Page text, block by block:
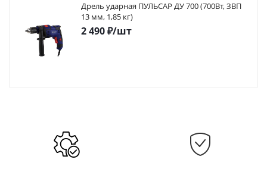
Дрель ударная ПУЛЬСАР ДУ 700 (700Вт, ЗВП
13 мм, 1,85 кг)
2 490₽/шт